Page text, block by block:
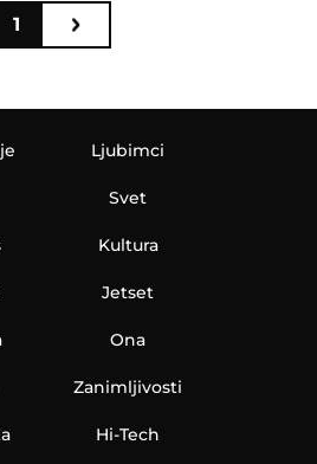
1
Ljubimci
Svet
Kultura
Jetset
Ona
Zanimljivosti
Hi-Tech